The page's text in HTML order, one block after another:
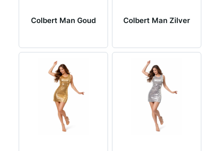
Colbert Man Goud Colbert Man Zilver